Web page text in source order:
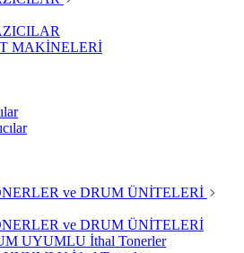
MAKİNELERİ
ve DRUM ÜNİTELERİ
ve DRUM ÜNİTELERİ
UYUMLU İthal Tonerler